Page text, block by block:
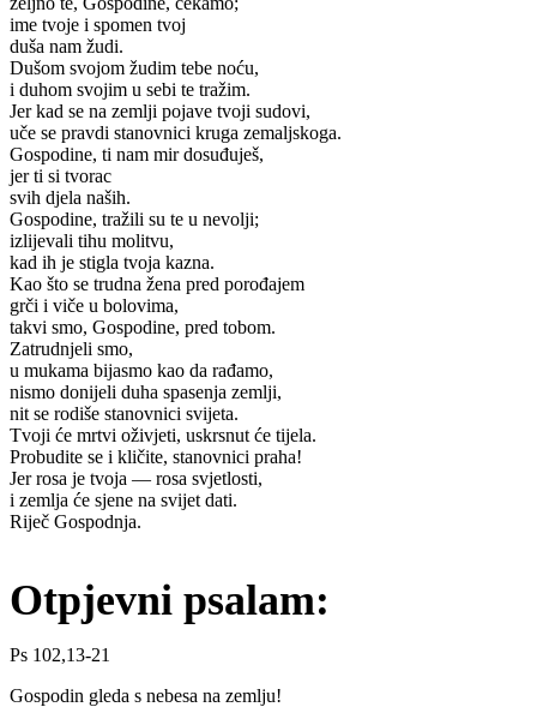
ime tvoje i spomen tvoj
duša nam žudi.
Dušom svojom žudim tebe noću,
i duhom svojim u sebi te tražim.
Jer kad se na zemlji pojave tvoji sudovi,
uče se pravdi stanovnici kruga zemaljskoga.
Gospodine, ti nam mir dosuđuješ,
jer ti si tvorac
svih djela naših.
Gospodine, tražili su te u nevolji;
izlijevali tihu molitvu,
kad ih je stigla tvoja kazna.
Kao što se trudna žena pred porođajem
grči i viče u bolovima,
takvi smo, Gospodine, pred tobom.
Zatrudnjeli smo,
u mukama bijasmo kao da rađamo,
nismo donijeli duha spasenja zemlji,
nit se rodiše stanovnici svijeta.
Tvoji će mrtvi oživjeti, uskrsnut će tijela.
Probudite se i kličite, stanovnici praha!
Jer rosa je tvoja — rosa svjetlosti,
i zemlja će sjene na svijet dati.
Riječ Gospodnja.
Otpjevni psalam:
Ps 102,13-21
Gospodin gleda s nebesa na zemlju!